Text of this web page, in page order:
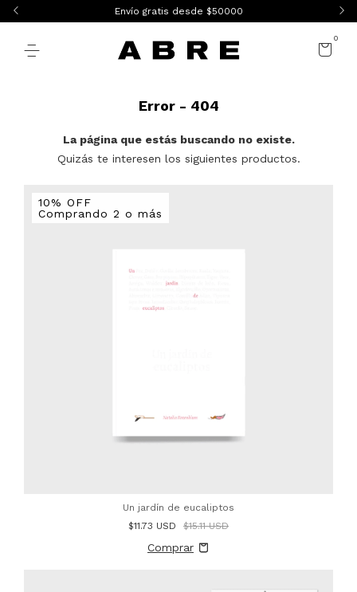
Envío gratis desde $50000
0
Error - 404
La página que estás buscando no existe.
Quizás te interesen los siguientes productos.
10% OFF
Comprando 2 o más
Un jardín de eucaliptos
$11.73 USD
$15.11 USD